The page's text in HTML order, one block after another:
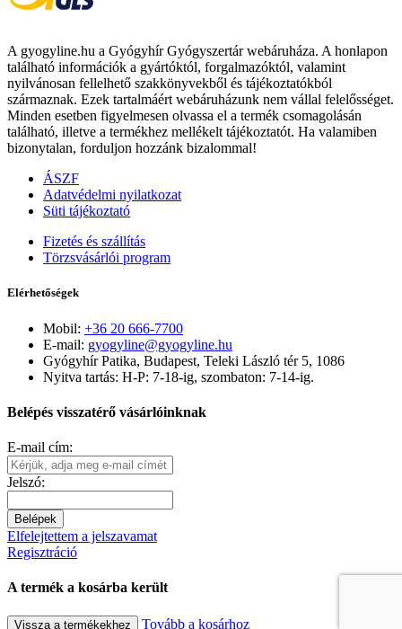
A gyogyline.hu a Gyógyhír Gyógyszertár webáruháza. A honlapon
található információk a gyártóktól, forgalmazóktól, valamint
nyilvánosan fellelhető szakkönyvekből és tájékoztatókból
származnak. Ezek tartalmáért webáruházunk nem vállal felelősséget.
Minden esetben figyelmesen olvassa el a termék csomagolásán
található, illetve a termékhez mellékelt tájékoztatót. Ha valamiben
bizonytalan, forduljon hozzánk bizalommal!
ÁSZF
Adatvédelmi nyilatkozat
Süti tájékoztató
Fizetés és szállítás
Törzsvásárlói program
Elérhetőségek
Mobil: +36 20 666-7700
E-mail: gyogyline@gyogyline.hu
Gyógyhír Patika, Budapest, Teleki László tér 5, 1086
Nyitva tartás: H-P: 7-18-ig, szombaton: 7-14-ig.
Belépés visszatérő vásárlóinknak
E-mail cím:
Jelszó:
Belépek
Elfelejtettem a jelszavamat
Regisztráció
A termék a kosárba került
Vissza a termékekhez Tovább a kosárhoz